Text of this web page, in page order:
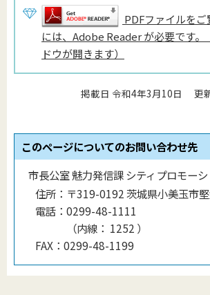
PDFファイルを
には、Adobe Reader が必要です。
ドウが開きます）
掲載日 令和4年3月10日 更
このページについてのお問い合わせ先
市長公室 魅力発信課 シティプロモー
住所： 〒319-0192 茨城県小美玉市
電話： 0299-48-1111
（内線 ： 1252 ）
FAX： 0299-48-1199